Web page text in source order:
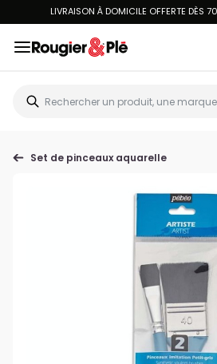
LIVRAISON À DOMICILE OFFERTE DÈS
Set de pinceaux aquarelle